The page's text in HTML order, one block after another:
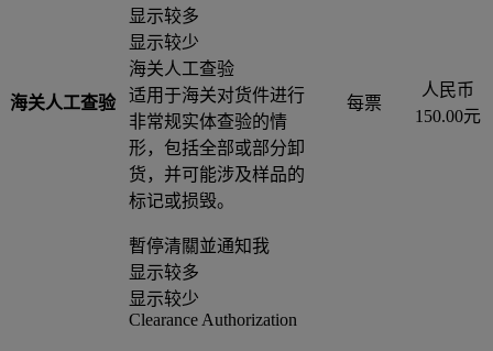
海关人工查验
显示较多
显示较少
海关人工查验
适用于海关对货件进行
非常规实体查验的情
形，包括全部或部分卸
货，并可能涉及样品的
标记或损毁。
每票
人民币
150.00元
暫停清關並通知我
显示较多
显示较少
Clearance Authorization